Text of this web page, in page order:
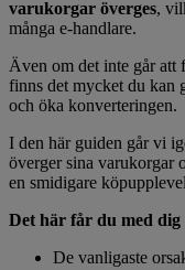
varukorgar överges,
många e-handlare.
Även om det inte går att
finns det mycket du kan
och öka konverteringen.
I den här guiden går vi
överger sina varukorgar
en smidigare
Det här får du med dig
De vanligaste